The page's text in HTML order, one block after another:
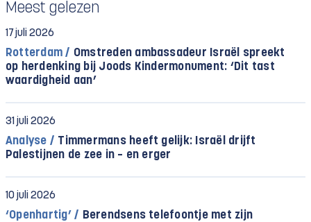
Meest gelezen
17 juli 2026
Rotterdam / Omstreden ambassadeur Israël spreekt
op herdenking bij Joods Kindermonument: ‘Dit tast
waardigheid aan’
31 juli 2026
Analyse / Timmermans heeft gelijk: Israël drijft
Palestijnen de zee in – en erger
10 juli 2026
‘Openhartig’ / Berendsens telefoontje met zijn